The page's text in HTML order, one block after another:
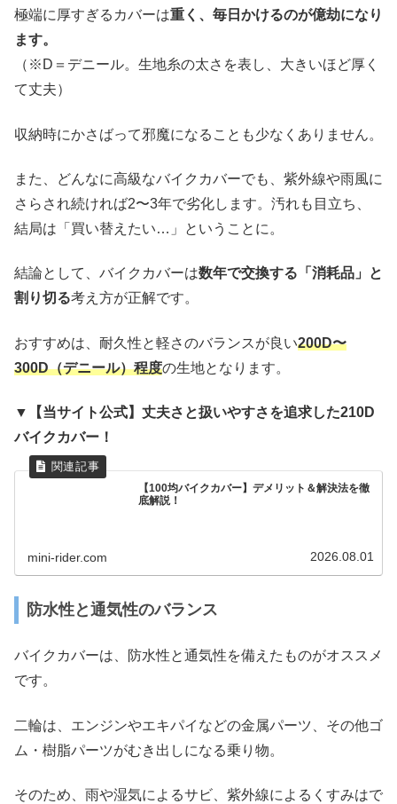
極端に厚すぎるカバーは重く、毎日かけるのが億劫になり
ます。
（※D＝デニール。生地糸の太さを表し、大きいほど厚く
て丈夫）
収納時にかさばって邪魔になることも少なくありません。
また、どんなに高級なバイクカバーでも、紫外線や雨風に
さらされ続ければ2〜3年で劣化します。汚れも目立ち、
結局は「買い替えたい…」ということに。
結論として、バイクカバーは数年で交換する「消耗品」と
割り切る考え方が正解です。
おすすめは、耐久性と軽さのバランスが良い200D〜
300D（デニール）程度の生地となります。
▼【当サイト公式】丈夫さと扱いやすさを追求した210D
バイクカバー！
【100均バイクカバー】デメリット＆解決法を徹
底解説！
mini-rider.com 2026.08.01
防水性と通気性のバランス
バイクカバーは、防水性と通気性を備えたものがオススメ
です。
二輪は、エンジンやエキパイなどの金属パーツ、その他ゴ
ム・樹脂パーツがむき出しになる乗り物。
そのため、雨や湿気によるサビ、紫外線によるくすみはで